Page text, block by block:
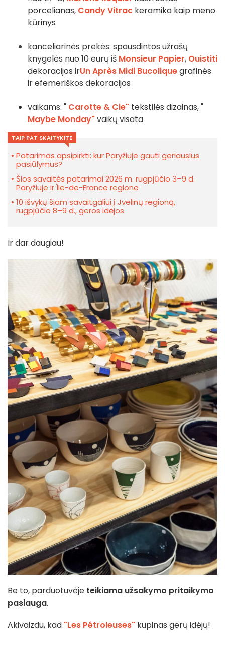
porcelianas, Candy Vitrac keramika kaip meno
kūrinys
kanceliarinės prekės: spausdintos užrašų
knygelės nuo 10 eurų iš Monsieur Papier, Ouistiti
dekoracijos irUn Après Midi Bucoliquegrafinės
ir efemeriškos dekoracijos
vaikams: " Carotte & Cie" tekstilės dizainas, "
Maybe Monday"vaikų visata
TAIP PAT SKAITYKITE
Patarimas apsipirkti: kur Paryžiuje gauti geriausius
pasiūlymus?
Šios savaitės patarimai 2026 m. rugpjūčio 3–9 d.
Paryžiuje ir Île-de-France regione
10 išvykų šiam savaitgaliui į Jvelinų regioną,
rugpjūčio 8–9 d., geros idėjos
Ir dar daugiau!
Be to, parduotuvėje teikiama užsakymo pritaikymo
paslauga.
Akivaizdu, kad "Les Pétroleuses" kupinas gerų idėjų!